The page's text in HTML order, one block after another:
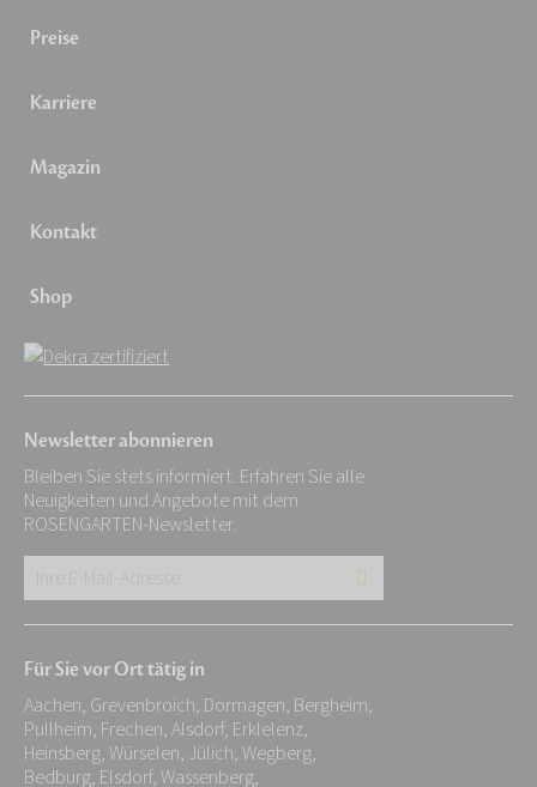
Preise
Karriere
Magazin
Kontakt
Shop
Newsletter abonnieren
Bleiben Sie stets informiert. Erfahren Sie alle
Neuigkeiten und Angebote mit dem
ROSENGARTEN-Newsletter.
Adresse:
*
Für Sie vor Ort tätig in
Aachen, Grevenbroich, Dormagen, Bergheim,
Pullheim, Frechen, Alsdorf, Erklelenz,
Heinsberg, Würselen, Jülich, Wegberg,
Bedburg, Elsdorf, Wassenberg,